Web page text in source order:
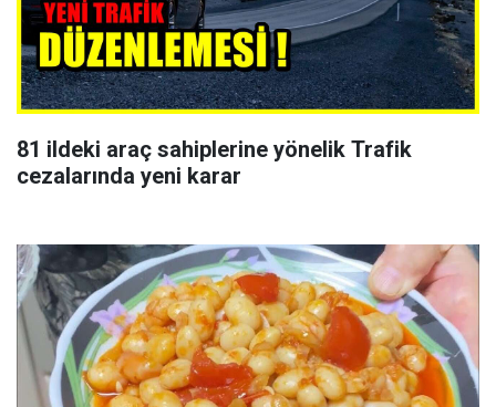
81 ildeki araç sahiplerine yönelik Trafik
cezalarında yeni karar